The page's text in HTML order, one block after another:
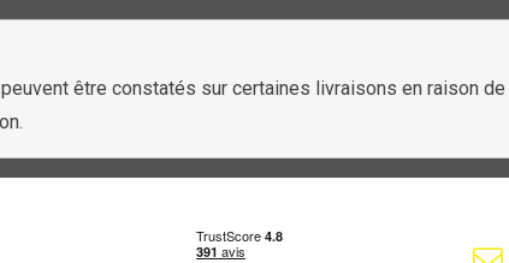
être constatés sur certaines livraisons en raison